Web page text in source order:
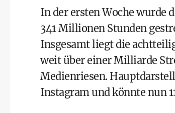
In der ersten Woche
341 Millionen Stunden
Insgesamt liegt die
weit über einer Milliarde
Medienriesen.
Instagram und könnte nun